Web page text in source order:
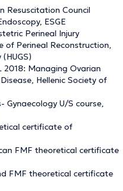
Resuscitation Council
ESGE
Perineal Injury
of Perineal Reconstruction,
2018: Managing Ovarian
Hellenic Society of
Gynaecology U/S course,
certificate of
FMF theoretical certificate
FMF theoretical certificate